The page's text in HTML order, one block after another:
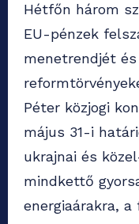
Hétfőn három
EU-pénzek
menetrendjét
Péter közjogi
május 31-i
ukrajnai és
mindkettő
energiaárakra,